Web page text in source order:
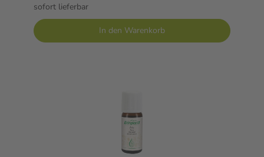
sofort lieferbar
In den Warenkorb